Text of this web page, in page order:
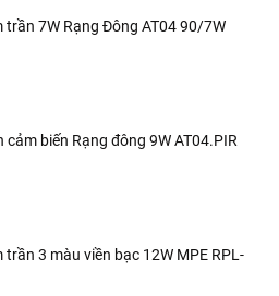
trần 7W Rạng Đông AT04 90/7W
cảm biến Rạng đông 9W AT04.PIR
trần 3 màu viền bạc 12W MPE RPL-